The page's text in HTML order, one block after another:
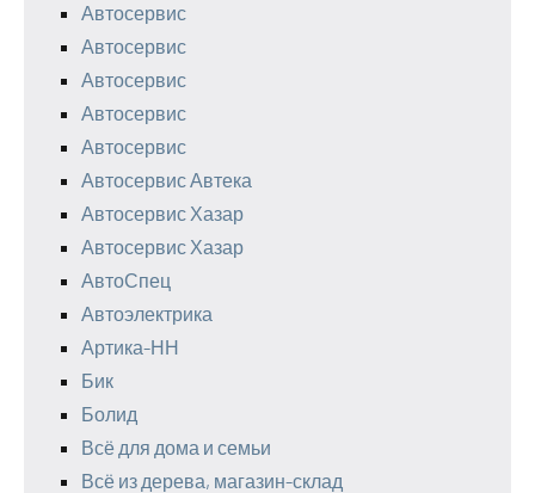
Автосервис
Автосервис
Автосервис
Автосервис
Автосервис
Автосервис Автека
Автосервис Хазар
Автосервис Хазар
АвтоСпец
Автоэлектрика
Артика-НН
Бик
Болид
Всё для дома и семьи
Всё из дерева, магазин-склад